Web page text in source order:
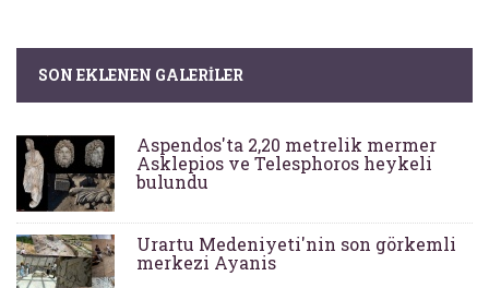
SON EKLENEN GALERILER
Aspendos'ta 2,20 metrelik mermer
Asklepios ve Telesphoros heykeli
bulundu
Urartu Medeniyeti'nin son görkemli
merkezi Ayanis